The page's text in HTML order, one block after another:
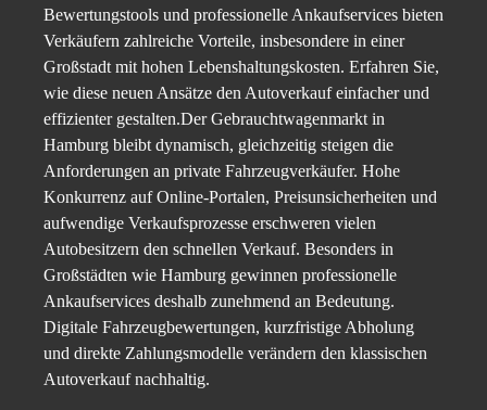
Bewertungstools und professionelle Ankaufservices bieten
Verkäufern zahlreiche Vorteile, insbesondere in einer
Großstadt mit hohen Lebenshaltungskosten. Erfahren Sie,
wie diese neuen Ansätze den Autoverkauf einfacher und
effizienter gestalten.Der Gebrauchtwagenmarkt in
Hamburg bleibt dynamisch, gleichzeitig steigen die
Anforderungen an private Fahrzeugverkäufer. Hohe
Konkurrenz auf Online-Portalen, Preisunsicherheiten und
aufwendige Verkaufsprozesse erschweren vielen
Autobesitzern den schnellen Verkauf. Besonders in
Großstädten wie Hamburg gewinnen professionelle
Ankaufservices deshalb zunehmend an Bedeutung.
Digitale Fahrzeugbewertungen, kurzfristige Abholung
und direkte Zahlungsmodelle verändern den klassischen
Autoverkauf nachhaltig.